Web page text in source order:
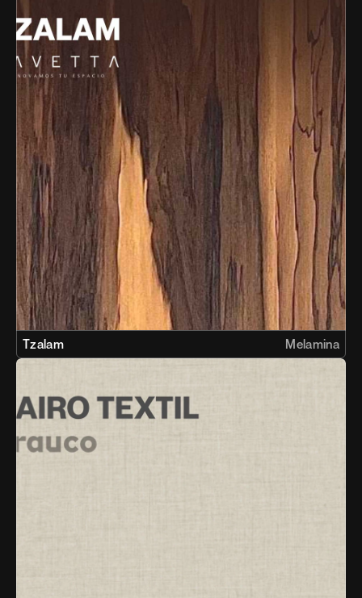
Tzalam Melamina